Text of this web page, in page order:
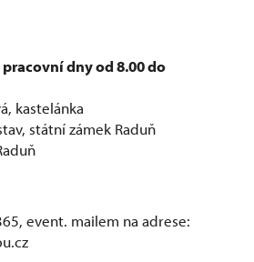
dny od 8.00 do
kastelánka
státní zámek Raduň
event. mailem na adrese: